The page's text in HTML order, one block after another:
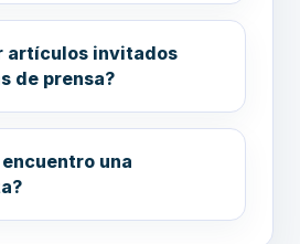
artículos invitados
de prensa?
una